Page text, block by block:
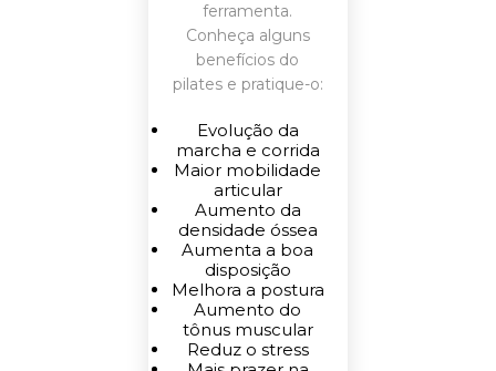
ferramenta.
Conheça alguns
benefícios do
pilates e pratique-o:
Evolução da
marcha e corrida
Maior mobilidade
articular
Aumento da
densidade óssea
Aumenta a boa
disposição
Melhora a postura
Aumento do
tônus muscular
Reduz o stress